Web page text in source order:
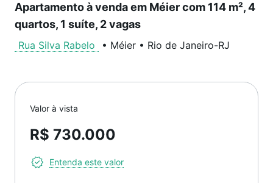
Apartamento à venda em Méier com 114 m², 4
quartos, 1 suíte, 2 vagas
Rua Silva Rabelo • Méier • Rio de Janeiro-RJ
Valor à vista
R$ 730.000
Entenda este valor